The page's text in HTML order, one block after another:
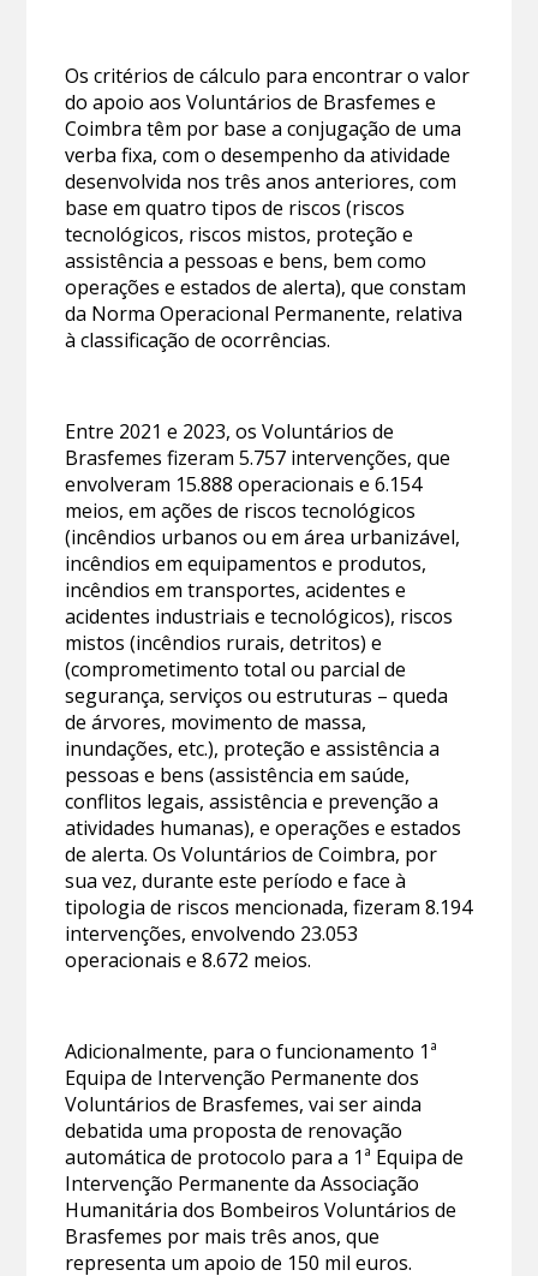
Os critérios de cálculo para encontrar o valor
do apoio aos Voluntários de Brasfemes e
Coimbra têm por base a conjugação de uma
verba fixa, com o desempenho da atividade
desenvolvida nos três anos anteriores, com
base em quatro tipos de riscos (riscos
tecnológicos, riscos mistos, proteção e
assistência a pessoas e bens, bem como
operações e estados de alerta), que constam
da Norma Operacional Permanente, relativa
à classificação de ocorrências.
Entre 2021 e 2023, os Voluntários de
Brasfemes fizeram 5.757 intervenções, que
envolveram 15.888 operacionais e 6.154
meios, em ações de riscos tecnológicos
(incêndios urbanos ou em área urbanizável,
incêndios em equipamentos e produtos,
incêndios em transportes, acidentes e
acidentes industriais e tecnológicos), riscos
mistos (incêndios rurais, detritos) e
(comprometimento total ou parcial de
segurança, serviços ou estruturas – queda
de árvores, movimento de massa,
inundações, etc.), proteção e assistência a
pessoas e bens (assistência em saúde,
conflitos legais, assistência e prevenção a
atividades humanas), e operações e estados
de alerta. Os Voluntários de Coimbra, por
sua vez, durante este período e face à
tipologia de riscos mencionada, fizeram 8.194
intervenções, envolvendo 23.053
operacionais e 8.672 meios.
Adicionalmente, para o funcionamento 1ª
Equipa de Intervenção Permanente dos
Voluntários de Brasfemes, vai ser ainda
debatida uma proposta de renovação
automática de protocolo para a 1ª Equipa de
Intervenção Permanente da Associação
Humanitária dos Bombeiros Voluntários de
Brasfemes por mais três anos, que
representa um apoio de 150 mil euros.